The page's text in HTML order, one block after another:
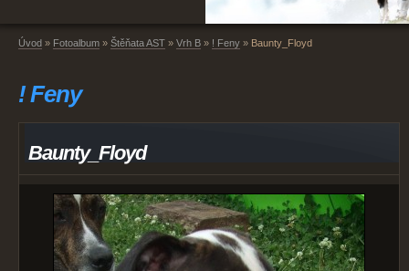
Úvod » Fotoalbum » Štěňata AST » Vrh B » ! Feny » Baunty_Floyd
! Feny
Baunty_Floyd